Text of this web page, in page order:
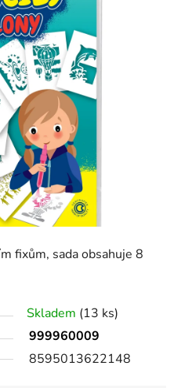
fixům, sada obsahuje 8
Skladem (13 ks)
999960009
8595013622148